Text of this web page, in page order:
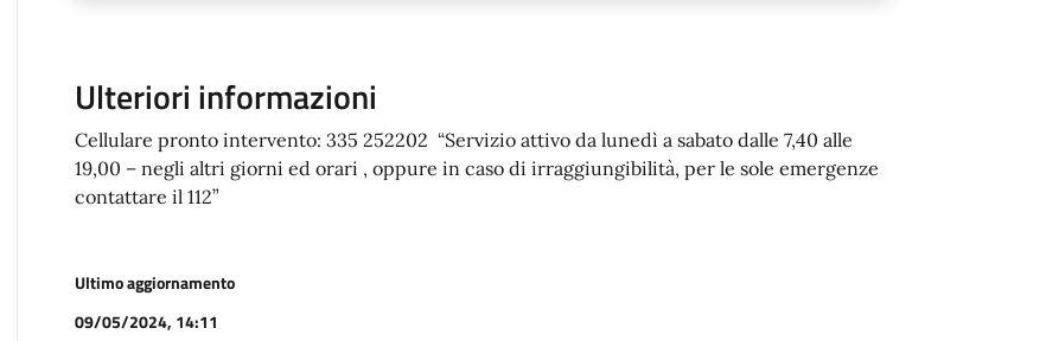
Ulteriori informazioni
Cellulare pronto intervento: 335 252202 “Servizio attivo da lunedì a sabato dalle 7,40 alle
19,00 – negli altri giorni ed orari , oppure in caso di irraggiungibilità, per le sole emergenze
contattare il 112”
Ultimo aggiornamento
09/05/2024, 14:11